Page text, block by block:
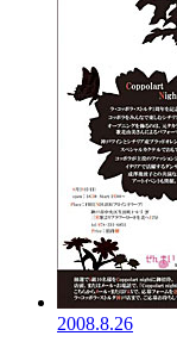
2008.8.26